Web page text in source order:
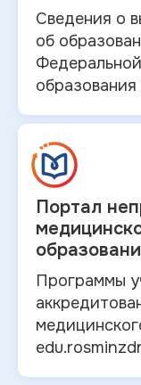
Сведения о
об
образования
Портал
Программы